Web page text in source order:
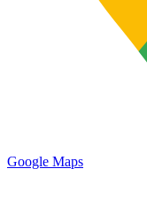
Google Maps